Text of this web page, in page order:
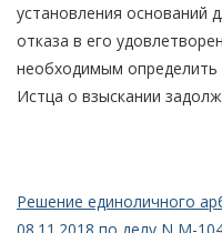
установления оснований
отказа в его
необходимым
Истца о взыскании
Решение единоличного
08.11.2018 по делу N М-